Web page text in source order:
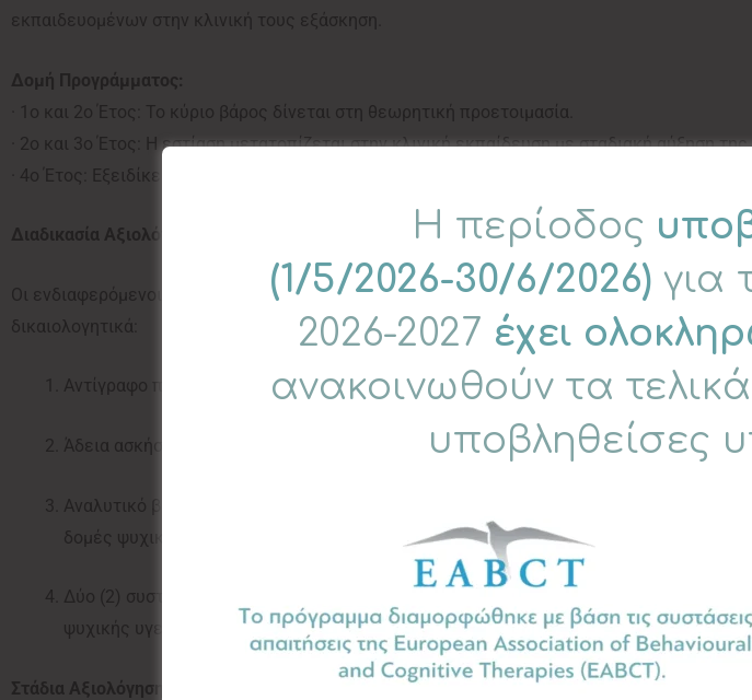
εκπαιδευομένων στην κλινική τους εξάσκηση.
Δομή Προγράμματος:
· 1ο και 2ο Έτος: Το κύριο βάρος δίνεται στη θεωρητική προετοιμασία.
· 2ο και 3ο Έτος: Η εστίαση μετατοπίζεται στην κλινική εκπαίδευση με σταδιακή αύξηση
· 4ο Έτος: Εξειδίκευση στη θεραπεία παιδιών και εφήβων.
Διαδικασία Αξιολόγησης Υποψηφίων
Οι ενδιαφερόμενοι/ες υποβάλλουν ηλεκτρονικά την αίτηση συμμετοχής τους στην
δικαιολογητικά:
Αντίγραφο πτυχίου Ψυχολογίας ή Ιατρικής/Ψυχιατρικής, ή εναλλακτικά (για
Άδεια ασκήσεως επαγγέλματος (όπου υπάρχει).
Αναλυτικό βιογραφικό σημείωμα: Με έμφαση σε τυχόν προηγούμενη κλινική
δομές ψυχικής υγείας ή συναφές πεδίο.
Δύο (2) συστατικές επιστολές: Ιδανικά μία ακαδημαϊκή και μία επαγγελματική
ψυχικής υγείας).
Στάδια Αξιολόγησης